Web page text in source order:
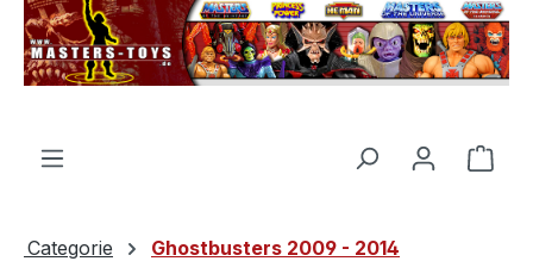
principale
Il
Categorie Ghostbusters 2009 - 2014